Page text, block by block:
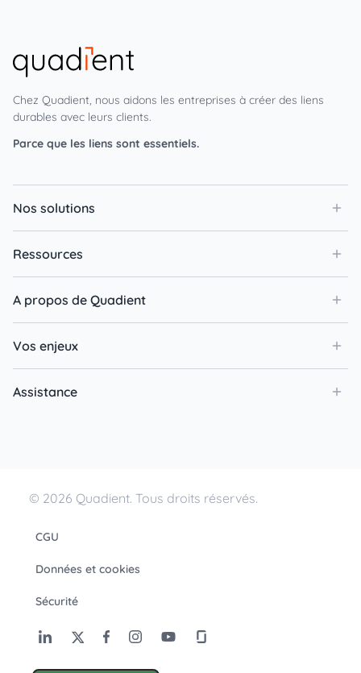
Chez Quadient, nous aidons les entreprises à créer des liens
durables avec leurs clients.
Parce que les liens sont essentiels.
Nos solutions
Ressources
A propos de Quadient
Vos enjeux
Assistance
© 2026 Quadient. Tous droits réservés.
CGU
Données et cookies
Sécurité